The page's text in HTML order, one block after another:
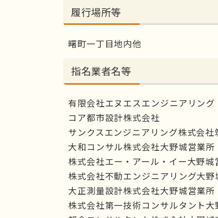
履行場所等
曙町一丁目地内他
指名業者名等
有限会社エヌエスエンジニアリング
コア都市設計株式会社
サンクスエンジニアリング株式会社
大和コンサル株式会社大野城営業所
株式会社エー・アール・イー大野城
株式会社不動エンジニアリング大野
大正測量設計株式会社大野城営業所
株式会社第一技術コンサルタント大